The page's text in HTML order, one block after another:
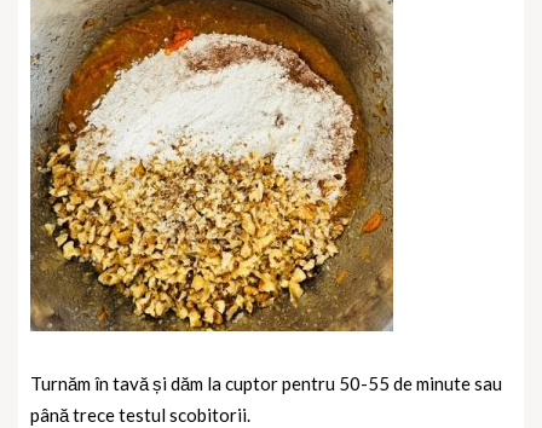
Turnăm în tavă și dăm la cuptor pentru 50-55 de minute sau
până trece testul scobitorii.